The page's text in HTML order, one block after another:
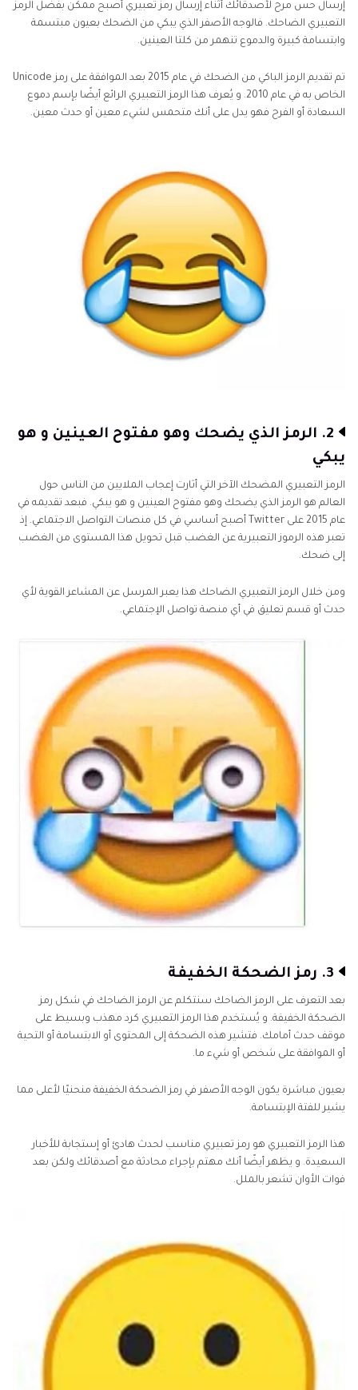
إرسال حس مرح لأصدقائك أثناء إرسال رمز تعبيري أصبح ممكن بفضل الرمز
التعبيري الضاحك. فالوجه الأصفر الذي يبكي من الضحك بعيون مبتسمة
وابتسامة كبيرة والدموع تنهمر من كلتا العينين.
تم تقديم الرمز الباكي من الضحك في عام 2015 بعد الموافقة على رمز Unicode
الخاص به في عام 2010. و يُعرف هذا الرمز التعبيري الرائع أيضًا بإسم دموع
السعادة أو الفرح فهو يدل على أنك متحمس لشيء معين أو حدث معين.
2. الرمز الذي يضحك وهو مفتوح العينين و هو
يبكي
الرمز التعبيري المضحك الآخر التي أثارت إعجاب الملايين من الناس حول
العالم هو الرمز الذي يضحك وهو مفتوح العينين و هو يبكي. فبعد تقديمه في
عام 2015 على Twitter أصبح أساسي في كل منصات التواصل الاجتماعي. إذ
تعبر هذه الرموز التعبيرية عن الغضب قبل تحويل هذا المستوى من الغضب
إلى ضحك.
ومن خلال الرمز التعبيري الضاحك هذا يعبر المرسل عن المشاعر القوية لأي
حدث أو قسم تعليق في أي منصة تواصل الإجتماعي.
3. رمز الضحكة الخفيفة
بعد التعرف على الرمز الضاحك سنتكلم عن الرمز الضاحك في شكل رمز
الضحكة الخفيفة. و يُستخدم هذا الرمز التعبيري كرد مهذب وبسيط على
موقف حدث أمامك. فتشير هذه الضحكة إلى المحتوى أو الابتسامة أو التحية
أو الموافقة على شخص أو شيء ما.
بعيون مباشرة يكون الوجه الأصفر في رمز الضحكة الخفيفة منحنيًا لأعلى مما
يشير للفتة الإبتسامة.
هذا الرمز التعبيري هو رمز تعبيري مناسب لحدث هادئ أو إستجابة للأخبار
السعيدة. و يظهر أيضًا أنك مهتم بإجراء محادثة مع أصدقائك ولكن بعد
فوات الأوان تشعر بالملل.